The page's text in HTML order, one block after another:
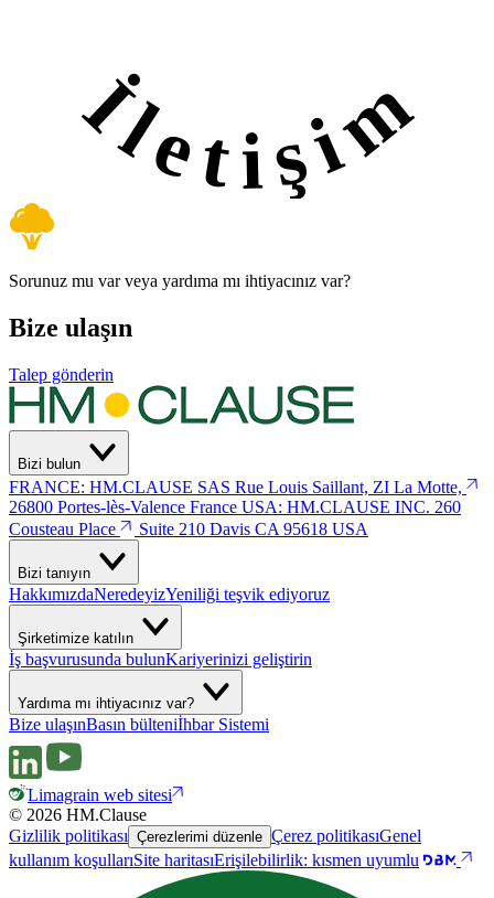
İletişim
Sorunuz mu var veya yardıma mı ihtiyacınız var?
Bize ulaşın
Talep gönderin
Bizi bulun
FRANCE: HM.CLAUSE SAS Rue Louis Saillant, ZI La Motte,
26800 Portes-lès-Valence France USA: HM.CLAUSE INC. 260
Cousteau Place
Suite 210 Davis CA 95618 USA
Bizi tanıyın
HakkımızdaNeredeyizYeniliği teşvik ediyoruz
Şirketimize katılın
İş başvurusunda bulunKariyerinizi geliştirin
Yardıma mı ihtiyacınız var?
Bize ulaşınBasın bülteniİhbar Sistemi
Limagrain web sitesi
© 2026 HM.Clause
Gizlilik politikası Çerezlerimi düzenle Çerez politikasıGenel
kullanım koşullarıSite haritasıErişilebilirlik: kısmen uyumlu